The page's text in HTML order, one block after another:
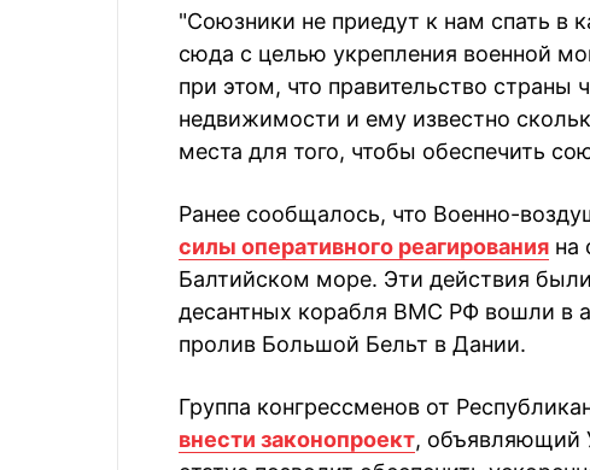
"Союзники не приедут к нам спать в
сюда с целью укрепления военной
при этом, что правительство страны
недвижимости и ему известно
места для того, чтобы обеспечить
Ранее сообщалось, что Военно-
силы оперативного реагирования на
Балтийском море. Эти действия
десантных корабля ВМС РФ вошли в
пролив Большой Бельт в Дании.
Группа конгрессменов от
внести законопроект, объявляющий